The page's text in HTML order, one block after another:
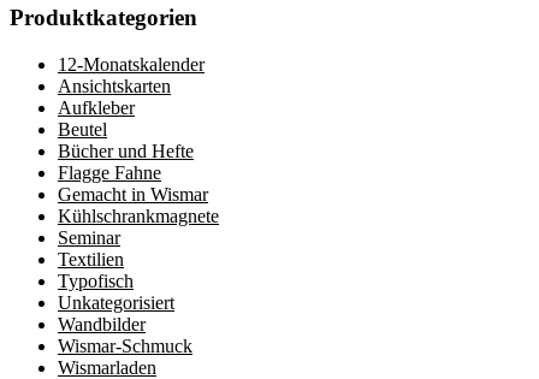
Produktkategorien
12-Monatskalender
Ansichtskarten
Aufkleber
Beutel
Bücher und Hefte
Flagge Fahne
Gemacht in Wismar
Kühlschrankmagnete
Seminar
Textilien
Typofisch
Unkategorisiert
Wandbilder
Wismar-Schmuck
Wismarladen